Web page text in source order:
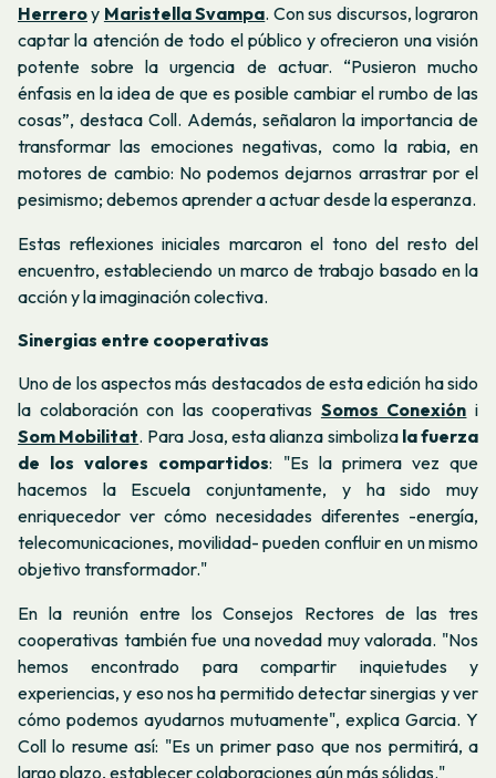
Herreroy Maristella Svampa. Con sus discursos, lograron
captar la atención de todo el público y ofrecieron una visión
potente sobre la urgencia de actuar. “Pusieron mucho
énfasis en la idea de que es posible cambiar el rumbo de las
cosas”, destaca Coll. Además, señalaron la importancia de
transformar las emociones negativas, como la rabia, en
motores de cambio: No podemos dejarnos arrastrar por el
pesimismo; debemos aprender a actuar desde la esperanza.
Estas reflexiones iniciales marcaron el tono del resto del
encuentro, estableciendo un marco de trabajo basado en la
acción y la imaginación colectiva.
Sinergias entre cooperativas
Uno de los aspectos más destacados de esta edición ha sido
la colaboración con las cooperativas Somos Conexión i
Som Mobilitat. Para Josa, esta alianza simboliza la fuerza
de los valores compartidos: "Es la primera vez que
hacemos la Escuela conjuntamente, y ha sido muy
enriquecedor ver cómo necesidades diferentes -energía,
telecomunicaciones, movilidad- pueden confluir en un mismo
objetivo transformador."
En la reunión entre los Consejos Rectores de las tres
cooperativas también fue una novedad muy valorada. "Nos
hemos encontrado para compartir inquietudes y
experiencias, y eso nos ha permitido detectar sinergias y ver
cómo podemos ayudarnos mutuamente", explica Garcia. Y
Coll lo resume así: "Es un primer paso que nos permitirá, a
largo plazo, establecer colaboraciones aún más sólidas."